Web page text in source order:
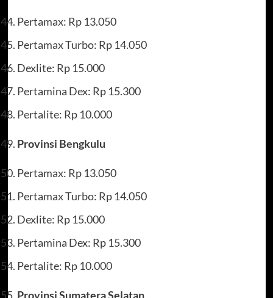
Pertamax: Rp 13.050
Pertamax Turbo: Rp 14.050
Dexlite: Rp 15.000
Pertamina Dex: Rp 15.300
Pertalite: Rp 10.000
Provinsi Bengkulu
Pertamax: Rp 13.050
Pertamax Turbo: Rp 14.050
Dexlite: Rp 15.000
Pertamina Dex: Rp 15.300
Pertalite: Rp 10.000
Provinsi Sumatera Selatan